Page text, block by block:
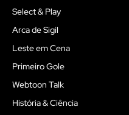
Select & Play
Arca de Sigil
Leste em Cena
Primeiro Gole
Webtoon Talk
História & Ciência